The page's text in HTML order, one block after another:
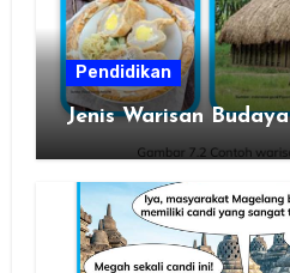
Pendidikan
Jenis Warisan Budaya